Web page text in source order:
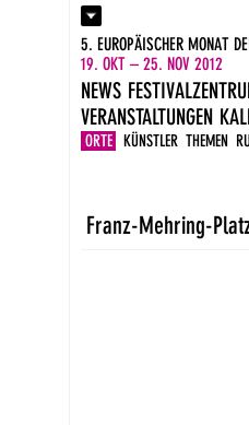
Kontakt
Presse
Impressum
DE
EN
5. EUROPÄISCHER MONAT
19. OKT – 25. NOV 2012
NEWS
ORTE KÜNSTLER THEMEN
VERANSTALTUNGEN
Franz-Mehring-